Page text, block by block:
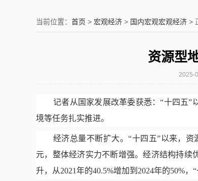
当前位置： 首页 > 宏观经济 > 国内宏观宏观经济 >
资源型
2025-
记者从国家发展改革委获悉：“十四五”
境等任务扎实推进。
经济总量不断扩大。“十四五”以来，资
元，整体经济实力不断增强。经济结构持续
升，从2021年的40.5%增加到2024年的50%，